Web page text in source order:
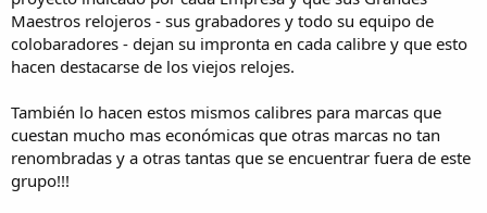
Maestros relojeros - sus grabadores y todo su equipo de
colobaradores - dejan su impronta en cada calibre y que esto
hacen destacarse de los viejos relojes.
También lo hacen estos mismos calibres para marcas que
cuestan mucho mas económicas que otras marcas no tan
renombradas y a otras tantas que se encuentrar fuera de este
grupo!!!